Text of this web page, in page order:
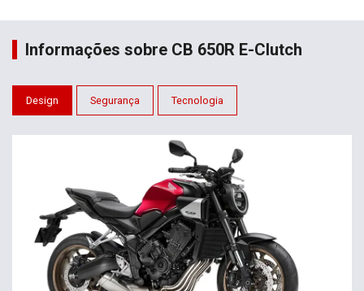
Informações sobre CB 650R E-Clutch
Design Segurança Tecnologia